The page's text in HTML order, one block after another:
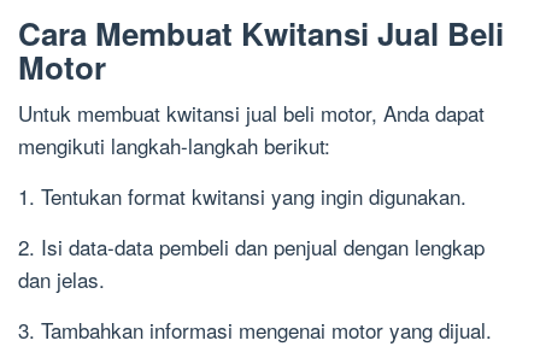
Cara Membuat Kwitansi Jual Beli
Motor
Untuk membuat kwitansi jual beli motor, Anda dapat
mengikuti langkah-langkah berikut:
1. Tentukan format kwitansi yang ingin digunakan.
2. Isi data-data pembeli dan penjual dengan lengkap
dan jelas.
3. Tambahkan informasi mengenai motor yang dijual.